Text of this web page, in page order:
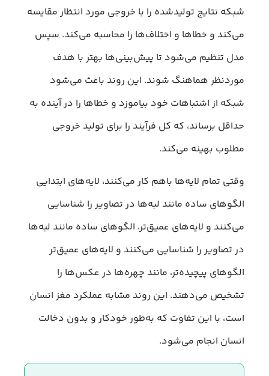
شبکه نتایج تولیدشده را با خروجی مورد انتظار مقایسه
می‌کند و خطاها و اختلاف‌ها را محاسبه می‌کند. سپس
مدل تنظیم می‌شود تا پیش‌بینی‌ها بهتر با هدف
موردنظر هماهنگ شوند. این روند باعث می‌شود
شبکه از اشتباهات خود بیاموزد و خطاها را در آینده به
حداقل برساند، که کل فرآیند را برای تولید خروجی
مطلوب بهینه می‌کند.
وقتی تمام لایه‌ها باهم کار می‌کنند، لایه‌های ابتدایی
الگوهای ساده مانند لبه‌ها در تصاویر را شناسایی
می‌کنند و لایه‌های عمیق‌تر، الگوهای ساده مانند لبه‌ها
در تصاویر را شناسایی می‌کنند و لایه‌های عمیق‌تر
الگوهای پیچیده‌تر، مانند چهره‌ها در عکس‌ها را
تشخیص می‌دهند. این روند مشابه عملکرد مغز انسان
است، با این تفاوت که به‌طور خودکار و بدون دخالت
انسان انجام می‌شود.